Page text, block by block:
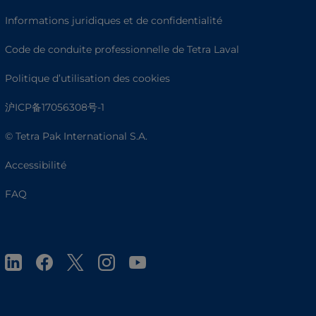
Informations juridiques et de confidentialité
Code de conduite professionnelle de Tetra Laval
Politique d’utilisation des cookies
沪ICP备17056308号-1
© Tetra Pak International S.A.
Accessibilité
FAQ